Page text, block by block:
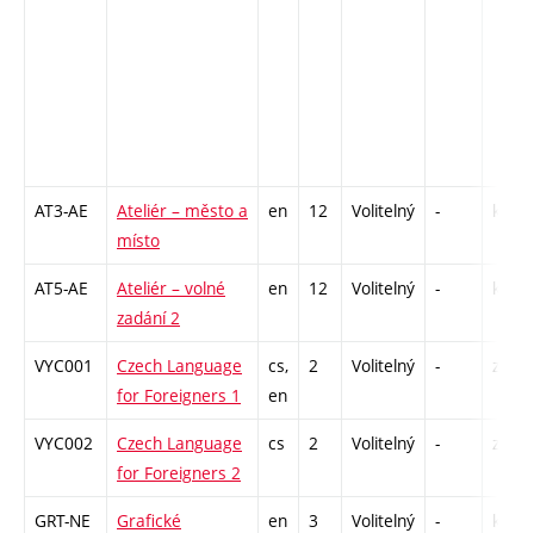
AT3-AE
Ateliér – město a
místo
en 12 Volitelný - kl
AT5-AE
Ateliér – volné
zadání 2
en 12 Volitelný - kl
VYC001
Czech Language
for Foreigners 1
cs,
en
2 Volitelný - zá
VYC002
Czech Language
for Foreigners 2
cs 2 Volitelný - zá
GRT-NE
Grafické
en 3 Volitelný - kl